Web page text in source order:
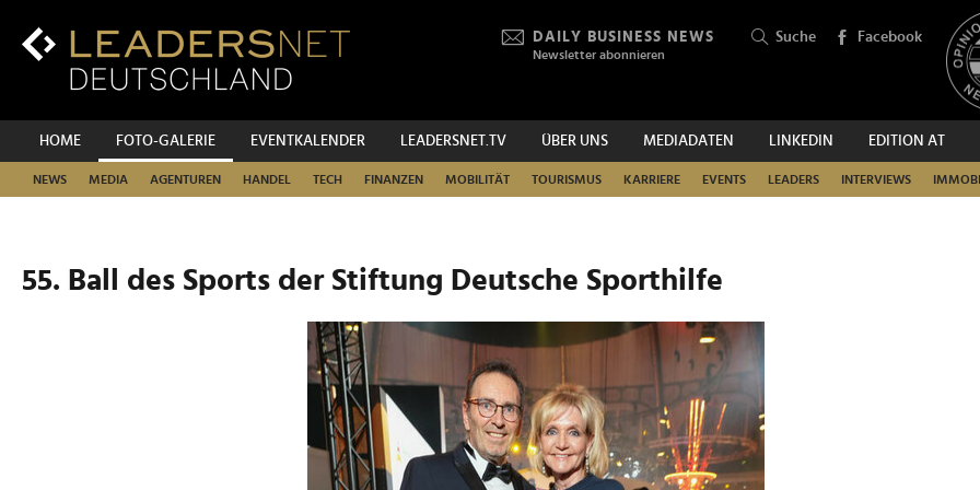
Inhalt
Hauptnavigation
DAILY BUSINESS NEWS
Newsletter abonnieren
Suche Facebook
HOME FOTO-GALERIE EVENTKALENDER LEADERSNET.TV ÜBER UNS MEDIADATEN LINKEDIN EDITION AT
NEWS MEDIA AGENTUREN HANDEL TECH FINANZEN MOBILITÄT TOURISMUS KARRIERE EVENTS LEADERS INTERVIEWS
SUCHEN
55. Ball des Sports der Stiftung Deutsche Sporthilfe